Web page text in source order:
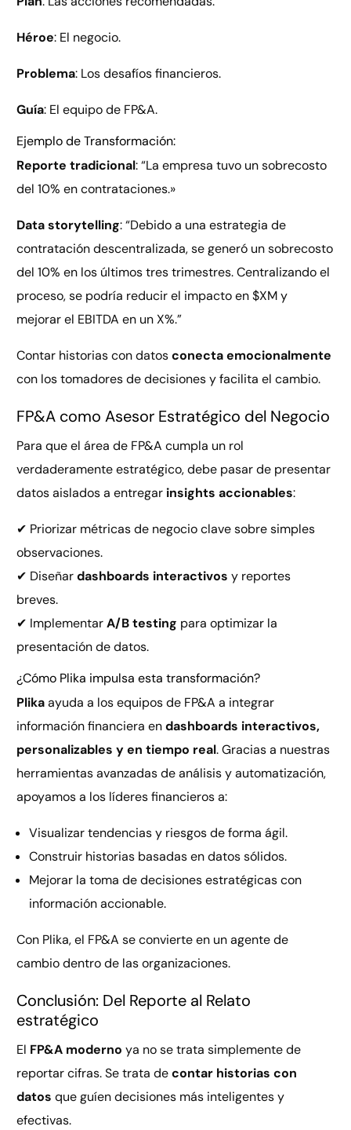
Héroe: El negocio.
Problema: Los desafíos financieros.
Guía: El equipo de FP&A.
Ejemplo de Transformación:
Reporte tradicional: “La empresa tuvo un sobrecosto
del 10% en contrataciones.»
Data storytelling: “Debido a una estrategia de
contratación descentralizada, se generó un sobrecosto
del 10% en los últimos tres trimestres. Centralizando el
proceso, se podría reducir el impacto en $XM y
mejorar el EBITDA en un X%.”
Contar historias con datosconecta emocionalmente
con los tomadores de decisiones y facilita el cambio.
FP&A como Asesor Estratégico del Negocio
Para que el área de FP&A cumpla un rol
verdaderamente estratégico, debe pasar de presentar
datos aislados a entregar insights accionables:
✔ Priorizar métricas de negocio clave sobre simples
observaciones.
✔ Diseñardashboards interactivos y reportes
breves.
✔ ImplementarA/B testing para optimizar la
presentación de datos.
¿Cómo Plika impulsa esta transformación?
Plikaayuda a los equipos de FP&A a integrar
información financiera endashboards interactivos,
personalizables y en tiempo real. Gracias a nuestras
herramientas avanzadas de análisis y automatización,
apoyamos a los líderes financieros a:
Visualizar tendencias y riesgos de forma ágil.
Construir historias basadas en datos sólidos.
Mejorar la toma de decisiones estratégicas con
información accionable.
Con Plika, el FP&A se convierte en un agente de
cambio dentro de las organizaciones.
Conclusión: Del Reporte al Relato
estratégico
El FP&A moderno ya no se trata simplemente de
reportar cifras. Se trata decontar historias con
datos que guíen decisiones más inteligentes y
efectivas.